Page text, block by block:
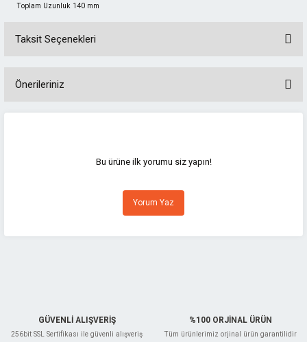
Toplam Uzunluk 140 mm
Taksit Seçenekleri
Önerileriniz
Görüş ve önerileriniz için teşekkür ederiz.
Ürün resmi kalitesiz, bozuk veya görüntülenemiyor.
Ürün açıklamasında eksik bilgiler bulunuyor.
Bu ürüne ilk yorumu siz yapın!
Yorum Yaz
GÜVENLİ ALIŞVERİŞ
256bit SSL Sertifikası ile güvenli alışveriş
%100 ORJİNAL ÜRÜN
Tüm ürünlerimiz orjinal ürün garantilidir